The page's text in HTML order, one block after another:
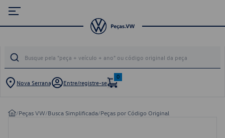
Nova Serrana Entre/registre-se
0
/Peças VW/Busca Simplificada/Peças por Código Original